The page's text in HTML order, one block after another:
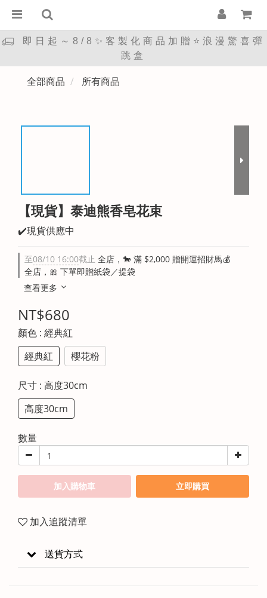
即日起～8/8✨客製化商品加贈⭐浪漫驚喜彈
跳盒
全部商品 所有商品
【現貨】泰迪熊香皂花束
✔️現貨供應中
至08/10 16:00截止 全店，🐎 滿 $2,000 贈開運招財馬💰
全店，🎀 下單即贈紙袋／提袋
查看更多
NT$680
顏色 : 經典紅
經典紅
櫻花粉
尺寸 : 高度30cm
高度30cm
數量
加入購物車 立即購買
加入追蹤清單
送貨方式